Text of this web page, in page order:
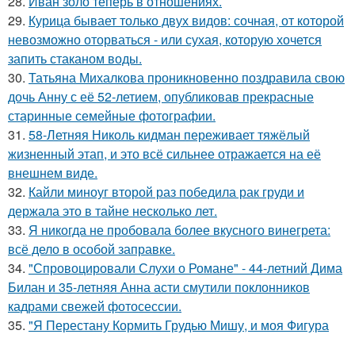
29. Курица бывает только двух видов: сочная, от которой
невозможно оторваться - или сухая, которую хочется
запить стаканом воды.
30. Татьяна Михалкова проникновенно поздравила свою
дочь Анну с её 52-летием, опубликовав прекрасные
старинные семейные фотографии.
31. 58-Летняя Николь кидман переживает тяжёлый
жизненный этап, и это всё сильнее отражается на её
внешнем виде.
32. Кайли миноуг второй раз победила рак груди и
держала это в тайне несколько лет.
33. Я никогда не пробовала более вкусного винегрета:
всё дело в особой заправке.
34. "Спровоцировали Слухи о Романе" - 44-летний Дима
Билан и 35-летняя Анна асти смутили поклонников
кадрами свежей фотосессии.
35. "Я Перестану Кормить Грудью Мишу, и моя Фигура